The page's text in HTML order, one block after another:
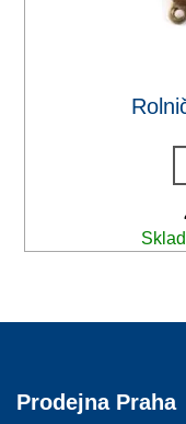
Prodejna Praha